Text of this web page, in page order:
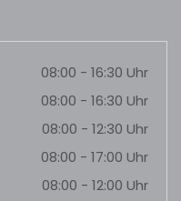
08:00 - 16:30 Uhr
08:00 - 16:30 Uhr
08:00 - 12:30 Uhr
08:00 - 17:00 Uhr
08:00 - 12:00 Uhr